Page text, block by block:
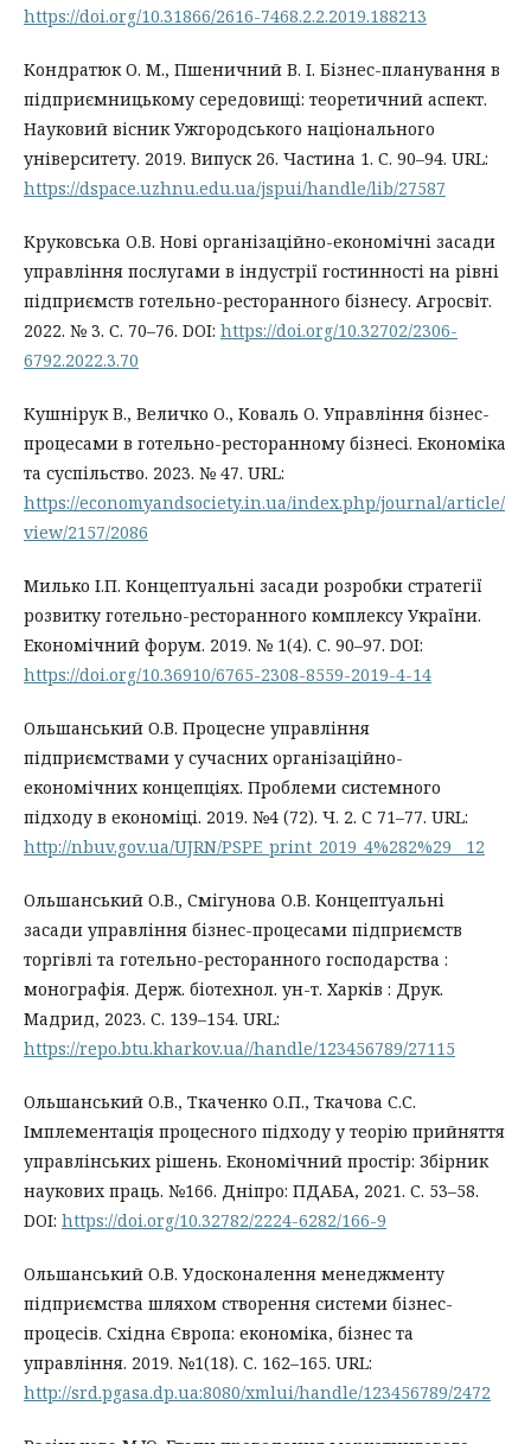
https://doi.org/10.31866/2616-7468.2.2.2019.188213
Кондратюк О. М., Пшеничний В. І. Бізнес-планування в
підприємницькому середовищі: теоретичний аспект.
Науковий вісник Ужгородського національного
університету. 2019. Випуск 26. Частина 1. С. 90–94. URL:
https://dspace.uzhnu.edu.ua/jspui/handle/lib/27587
Круковська О.В. Нові організаційно-економічні засади
управління послугами в індустрії гостинності на рівні
підприємств готельно-ресторанного бізнесу. Агросвіт.
2022. № 3. С. 70–76. DOI: https://doi.org/10.32702/2306-
6792.2022.3.70
Кушнірук В., Величко О., Коваль О. Управління бізнес-
процесами в готельно-ресторанному бізнесі. Економіка
та суспільство. 2023. № 47. URL:
https://economyandsociety.in.ua/index.php/journal/article/
view/2157/2086
Милько І.П. Концептуальні засади розробки стратегії
розвитку готельно-ресторанного комплексу України.
Економічний форум. 2019. № 1(4). С. 90–97. DOI:
https://doi.org/10.36910/6765-2308-8559-2019-4-14
Ольшанський О.В. Процесне управління
підприємствами у сучасних організаційно-
економічних концепціях. Проблеми системного
підходу в економіці. 2019. №4 (72). Ч. 2. С 71–77. URL:
http://nbuv.gov.ua/UJRN/PSPE_print_2019_4%282%29__12
Ольшанський О.В., Смігунова О.В. Концептуальні
засади управління бізнес-процесами підприємств
торгівлі та готельно-ресторанного господарства :
монографія. Держ. біотехнол. ун-т. Харків : Друк.
Мадрид, 2023. С. 139–154. URL:
https://repo.btu.kharkov.ua//handle/123456789/27115
Ольшанський О.В., Ткаченко О.П., Ткачова С.С.
Імплементація процесного підходу у теорію прийняття
управлінських рішень. Економічний простір: Збірник
наукових праць. №166. Дніпро: ПДАБА, 2021. С. 53–58.
DOI: https://doi.org/10.32782/2224-6282/166-9
Ольшанський О.В. Удосконалення менеджменту
підприємства шляхом створення системи бізнес-
процесів. Східна Європа: економіка, бізнес та
управління. 2019. №1(18). С. 162–165. URL:
http://srd.pgasa.dp.ua:8080/xmlui/handle/123456789/2472